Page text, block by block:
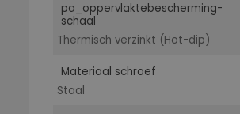
pa_oppervlaktebescherming-
schaal
Thermisch verzinkt (Hot-dip)
Materiaal schroef
Staal